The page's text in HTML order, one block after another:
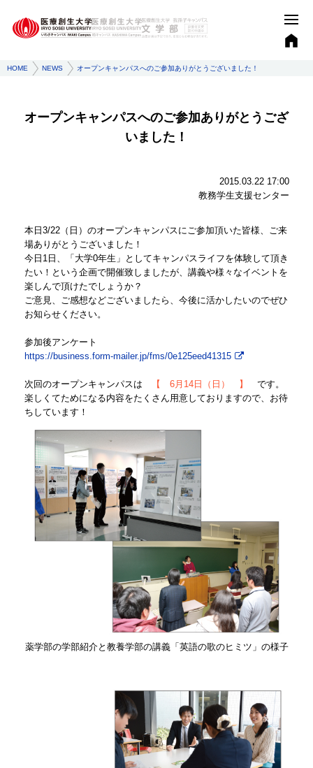
HOME NEWS オープンキャンパスへのご参加ありがとうございました！
オープンキャンパスへのご参加ありがとうござ
いました！
2015.03.22 17:00
教務学生支援センター
本日3/22（日）のオープンキャンパスにご参加頂いた皆様、ご来
場ありがとうございました！
今日1日、「大学0年生」としてキャンパスライフを体験して頂き
たい！という企画で開催致しましたが、講義や様々なイベントを
楽しんで頂けたでしょうか？
ご意見、ご感想などございましたら、今後に活かしたいのでぜひ
お知らせください。
参加後アンケート
https://business.form-mailer.jp/fms/0e125eed41315
次回のオープンキャンパスは 【 6月14日（日） 】
です。
楽しくてためになる内容をたくさん用意しておりますので、お待
ちしています！
薬学部の学部紹介と教養学部の講義「英語の歌のヒミツ」の様子